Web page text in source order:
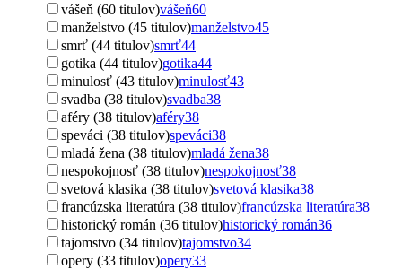
vášeň (60 titulov)vášeň60
manželstvo (45 titulov)manželstvo45
smrť (44 titulov)smrť44
gotika (44 titulov)gotika44
minulosť (43 titulov)minulosť43
svadba (38 titulov)svadba38
aféry (38 titulov)aféry38
speváci (38 titulov)speváci38
mladá žena (38 titulov)mladá žena38
nespokojnosť (38 titulov)nespokojnosť38
svetová klasika (38 titulov)svetová klasika38
francúzska literatúra (38 titulov)francúzska literatúra38
historický román (36 titulov)historický román36
tajomstvo (34 titulov)tajomstvo34
opery (33 titulov)opery33